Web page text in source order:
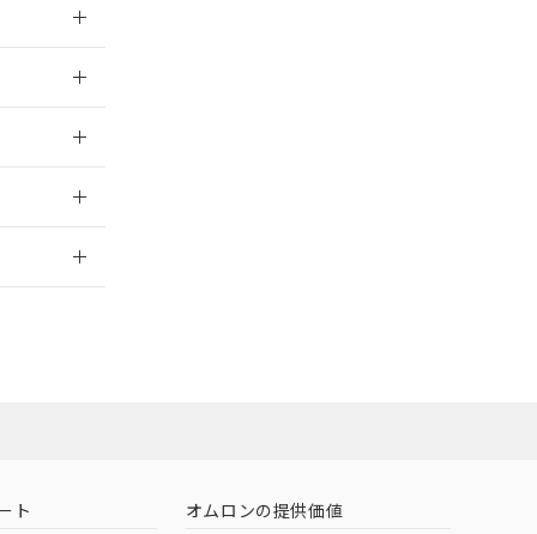
ト オムロンの提供価値